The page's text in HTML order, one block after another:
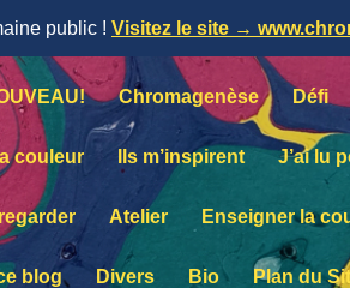
public ! Visitez le site →
Chromagenèse Défi
couleur Ils m’inspirent J’ai lu
Atelier Enseigner la
blog Divers Bio Plan du